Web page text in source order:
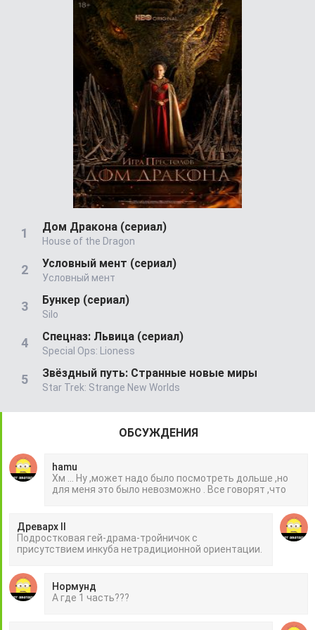
Дом Дракона (сериал)
House of the Dragon
Условный мент (сериал)
Условный мент
Бункер (сериал)
Silo
Спецназ: Львица (сериал)
Special Ops: Lioness
Звёздный путь: Странные новые миры
Star Trek: Strange New Worlds
ОБСУЖДЕНИЯ
hamu
Хм ... Ну ,может надо было посмотреть дольше ,но
для меня это было невозможно . Все говорят ,что
Древарх II
Подростковая гей-драма-тройничок с
присутствием инкуба нетрадиционной ориентации.
Нормунд
А где 1 часть???